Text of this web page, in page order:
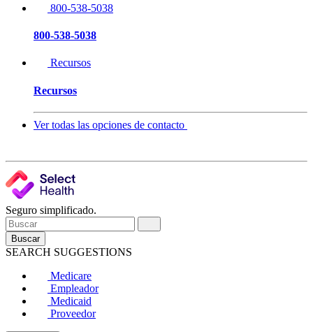
800-538-5038
800-538-5038
Recursos
Recursos
Ver todas las opciones de contacto
Seguro simplificado.
Buscar
SEARCH SUGGESTIONS
Medicare
Empleador
Medicaid
Proveedor